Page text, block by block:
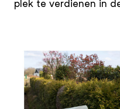
plek te verdienen in